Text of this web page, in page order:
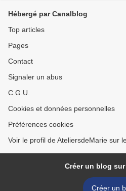
Hébergé par Canalblog
Top articles
Pages
Contact
Signaler un abus
C.G.U.
Cookies et données personnelles
Préférences cookies
Voir le profil de AteliersdeMarie sur
Créer un blog
Créer un